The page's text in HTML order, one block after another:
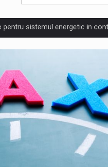
sistemul energetic in
care pedepseste granitele?
Reveals About Bakuchiol's
noilor reglementari UE
ON THE INTERNATIONAL